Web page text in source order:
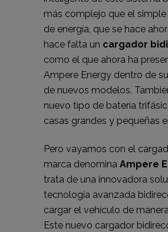
más complejo que el
de energía, que se hace
hace falta un cargador
como el que ahora ha
Ampere Energy dentro de
de nuevos modelos.
nuevo tipo de batería
casas grandes y pequeñas
Pero vayamos con el
marca denomina Ampere
trata de una innovadora
tecnología avanzada
cargar el vehículo de
Este nuevo cargador